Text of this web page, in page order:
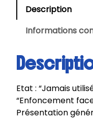
D
T
E
L
a
v
Description
Informations
Etat : “Jamais
“Enfoncement
Présentation